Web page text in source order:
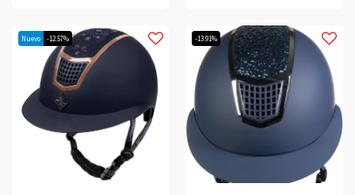
Nuevo -12.57% -13.91%